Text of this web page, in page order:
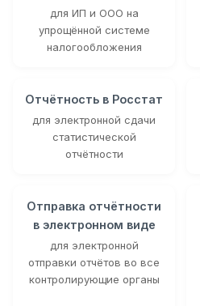
для ИП и ООО на
упрощённой системе
налогообложения
Отчётность в Росстат
для электронной сдачи
статистической
отчётности
Отправка отчётности
в электронном виде
для электронной
отправки отчётов во все
контролирующие органы